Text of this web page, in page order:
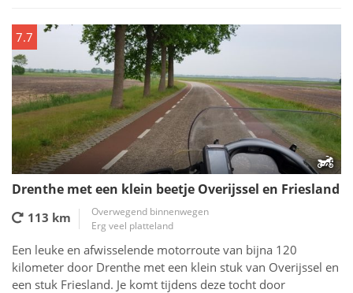
7.7
Drenthe met een klein beetje Overijssel en Friesland
113 km
Overwegend binnenwegen
Erg veel platteland
Een leuke en afwisselende motorroute van bijna 120
kilometer door Drenthe met een klein stuk van Overijssel en
een stuk Friesland. Je komt tijdens deze tocht door